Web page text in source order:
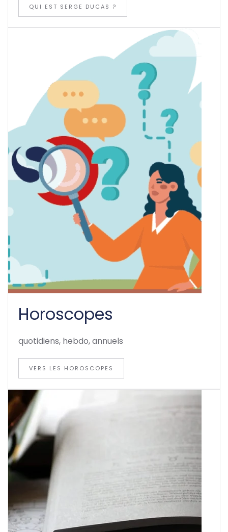
QUI EST SERGE DUCAS ?
Horoscopes
quotidiens, hebdo, annuels
VERS LES HOROSCOPES